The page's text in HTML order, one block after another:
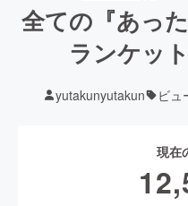
全ての『あっ
ランケッ
yutakunyutakun ビュ
現在